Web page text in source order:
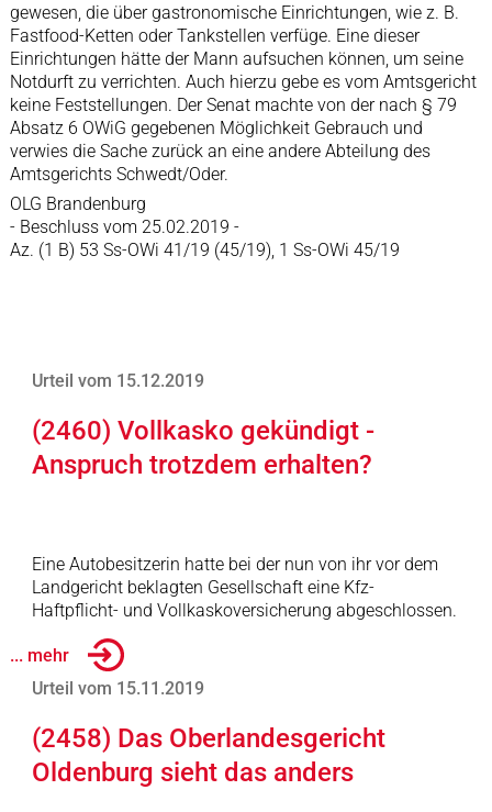
gewesen, die über gastronomische Einrichtungen, wie z. B.
Fastfood-Ketten oder Tankstellen verfüge. Eine dieser
Einrichtungen hätte der Mann aufsuchen können, um seine
Notdurft zu verrichten. Auch hierzu gebe es vom Amtsgericht
keine Feststellungen. Der Senat machte von der nach § 79
Absatz 6 OWiG gegebenen Möglichkeit Gebrauch und
verwies die Sache zurück an eine andere Abteilung des
Amtsgerichts Schwedt/Oder.
OLG Brandenburg
- Beschluss vom 25.02.2019 -
Az. (1 B) 53 Ss-OWi 41/19 (45/19), 1 Ss-OWi 45/19
Urteil vom 15.12.2019
(2460) Vollkasko gekündigt -
Anspruch trotzdem erhalten?
Eine Autobesitzerin hatte bei der nun von ihr vor dem
Landgericht beklagten Gesellschaft eine Kfz-
Haftpflicht- und Vollkaskoversicherung abgeschlossen.
... mehr
Urteil vom 15.11.2019
(2458) Das Oberlandesgericht
Oldenburg sieht das anders